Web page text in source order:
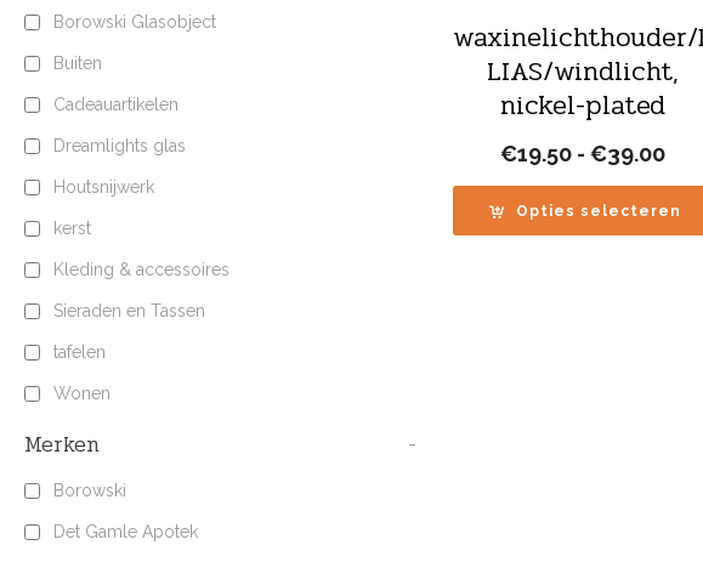
waxinelichthouder/
LIAS/windlicht,
nickel-plated
€19.50 - €39.00
tot
Opties selecteren
Borowski Glasobject
Buiten
Cadeauartikelen
Dreamlights glas
Houtsnijwerk
kerst
Kleding & accessoires
Sieraden en Tassen
tafelen
Wonen
Merken -
Borowski
Det Gamle Apotek